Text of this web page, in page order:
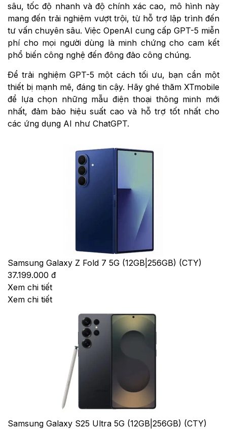
sâu, tốc độ nhanh và độ chính xác cao, mô hình này
mang đến trải nghiệm vượt trội, từ hỗ trợ lập trình đến
tư vấn chuyên sâu. Việc OpenAI cung cấp GPT-5 miễn
phí cho mọi người dùng là minh chứng cho cam kết
phổ biến công nghệ đến đông đảo công chúng.
Để trải nghiệm GPT-5 một cách tối ưu, bạn cần một
thiết bị mạnh mẽ, đáng tin cậy. Hãy ghé thăm XTmobile
để lựa chọn những mẫu điện thoại thông minh mới
nhất, đảm bảo hiệu suất cao và hỗ trợ tốt nhất cho
các ứng dụng AI như ChatGPT.
Samsung Galaxy Z Fold 7 5G (12GB|256GB) (CTY)
37.199.000 đ
Xem chi tiết
Xem chi tiết
Samsung Galaxy S25 Ultra 5G (12GB|256GB) (CTY)